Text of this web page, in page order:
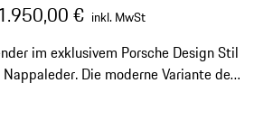
€ inkl. MwSt
im exklusivem Porsche Design Stil
Die moderne Variante der